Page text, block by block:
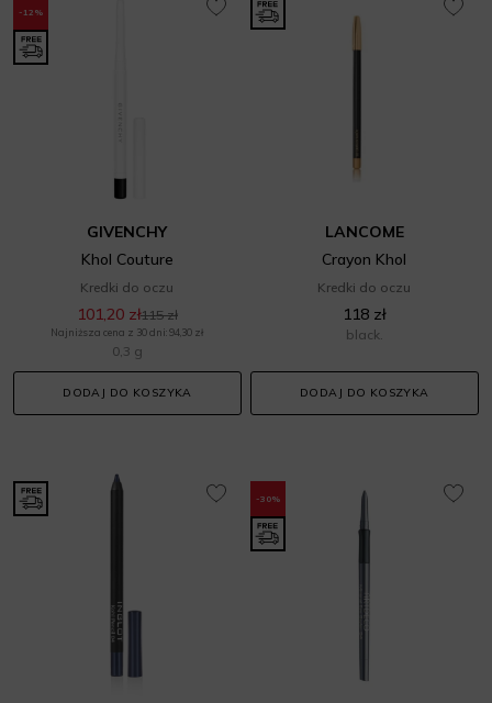
-12%
GIVENCHY
Khol Couture
Kredki do oczu
101,20 zł115 zł
Najniższa cena z 30 dni: 94,30 zł
0,3 g
DODAJ DO KOSZYKA
LANCOME
Crayon Khol
Kredki do oczu
118 zł
black.
DODAJ DO KOSZYKA
-30%